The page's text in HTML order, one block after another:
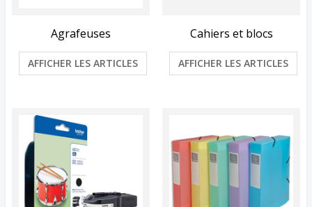
Agrafeuses
AFFICHER LES ARTICLES
Cahiers et blocs
AFFICHER LES ARTICLES